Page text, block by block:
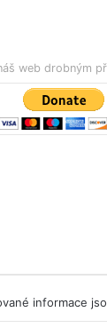
web drobným
informace